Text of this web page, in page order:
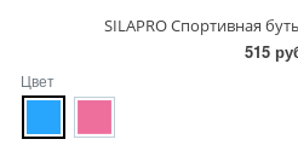
SILAPRO Спортивная
515
Цвет